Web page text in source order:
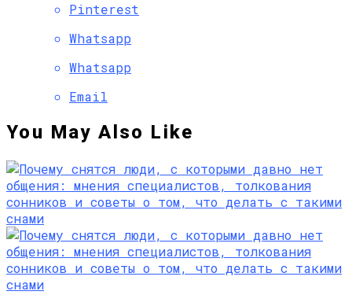
Pinterest
Whatsapp
Whatsapp
Email
You May Also Like